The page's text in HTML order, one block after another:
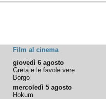
Film al cinema
giovedì 6 agosto
Greta e le favole vere
Borgo
mercoledì 5 agosto
Hokum